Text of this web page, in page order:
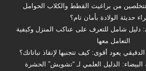
تتخلصين من براغيث القطط والكلاب الحوامل
حديثة الولادة بأمان تام؟
دليل شامل للتعرف على عناكب المنزل وكيفية
التعامل معها
يعود أقوى: كيف تتجنبها لإنقاذ نباتاتك؟
البيضاء: الدليل العلمي لـ “تشويش” الحشرة